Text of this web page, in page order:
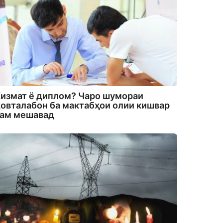
ё диплом? Чаро шумораи
ба мактабҳои олии кишвар
мешавад